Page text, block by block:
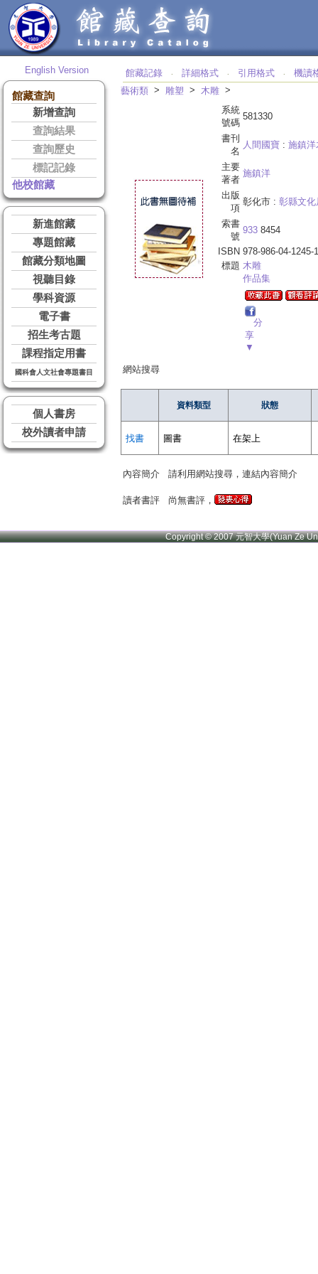
English Version
館藏查詢
新增查詢
查詢結果
查詢歷史
標記記錄
他校館藏
新進館藏
專題館藏
館藏分類地圖
視聽目錄
學科資源
電子書
招生考古題
課程指定用書
國科會人文社會專題書目
個人書房
校外讀者申請
館藏記錄 ‧ 詳細格式 ‧ 引用格式 ‧
機讀
藝術類 > 雕塑 > 木雕 >
系統
號碼
581330
書刊
名
人間國寶 : 施鎮洋
主要
著者
施鎮洋
出版
項
彰化市 : 彰縣文化
索書
號
933 8454
ISBN 978-986-04-1245-1
標題 木雕
作品集
分
享
▼
網站搜尋
資料類型 狀態
找書 圖書 在架上
內容簡介 請利用網站搜尋，連結內容簡介
讀者書評 尚無書評，
Copyright © 2007 元智大學(Yuan Ze